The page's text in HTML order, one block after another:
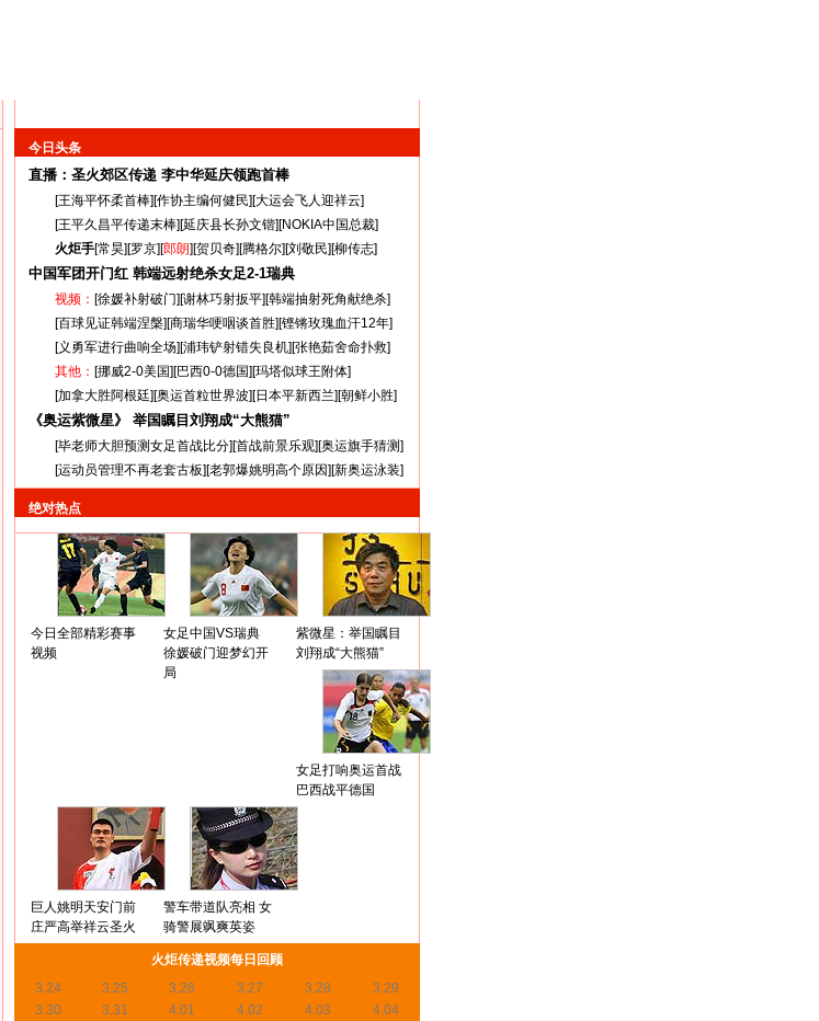
今日头条
直播：圣火郊区传递 李中华延庆领跑首棒
[王海平怀柔首棒][作协主编何健民][大运会飞人迎祥云]
[王平久昌平传递末棒][延庆县长孙文锴][NOKIA中国总裁]
火炬手[常昊][罗京][郎朗][贺贝奇][腾格尔][刘敬民][柳传志]
中国军团开门红 韩端远射绝杀女足2-1瑞典
视频： [徐媛补射破门][谢林巧射扳平][韩端抽射死角献绝杀]
[百球见证韩端涅槃][商瑞华哽咽谈首胜][铿锵玫瑰血汗12年]
[义勇军进行曲响全场][浦玮铲射错失良机][张艳茹舍命扑救]
其他： [挪威2-0美国][巴西0-0德国][玛塔似球王附体]
[加拿大胜阿根廷][奥运首粒世界波][日本平新西兰][朝鲜小胜]
《奥运紫微星》 举国瞩目刘翔成“大熊猫”
[毕老师大胆预测女足首战比分][首战前景乐观][奥运旗手猜测]
[运动员管理不再老套古板][老郭爆姚明高个原因][新奥运泳装]
绝对热点
今日全部精彩赛事
视频
女足中国VS瑞典
徐媛破门迎梦幻开
局
紫微星：举国瞩目
刘翔成“大熊猫”
女足打响奥运首战
巴西战平德国
巨人姚明天安门前
庄严高举祥云圣火
警车带道队亮相 女
骑警展飒爽英姿
火炬传递视频每日回顾
3.24
3.25 3.26 3.27 3.28
3.29
3.30
3.31 4.01 4.02 4.03
4.04